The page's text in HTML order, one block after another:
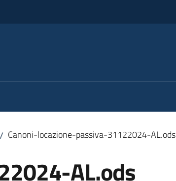
/ Canoni-locazione-passiva-31122024-AL.ods
AL.ods